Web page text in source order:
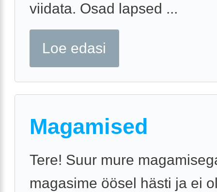
viidata. Osad lapsed ...
Loe edasi
Magamised
Tere! Suur mure
magasime öösel hästi ja ei